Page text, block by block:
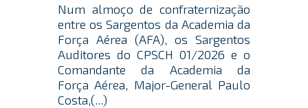
Num almoço de confraternização
entre os Sargentos da Academia da
Força Aérea (AFA), os Sargentos
Auditores do CPSCH 01/2026 e o
Comandante da Academia da
Força Aérea, Major-General Paulo
Costa,(...)